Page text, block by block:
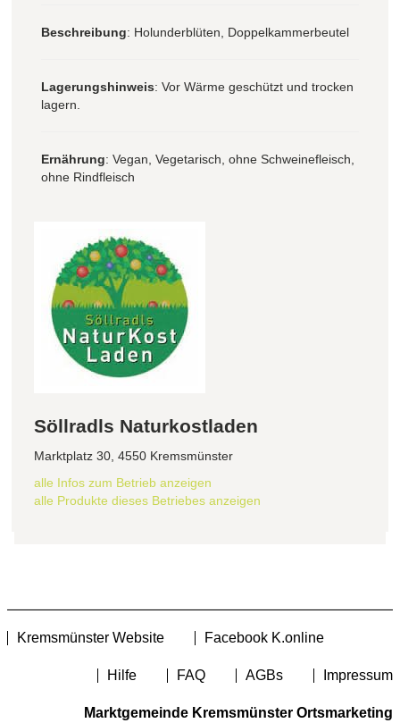
Beschreibung: Holunderblüten, Doppelkammerbeutel
Lagerungshinweis: Vor Wärme geschützt und trocken
lagern.
Ernährung: Vegan, Vegetarisch, ohne Schweinefleisch,
ohne Rindfleisch
Söllradls Naturkostladen
Marktplatz 30, 4550 Kremsmünster
alle Infos zum Betrieb anzeigen
alle Produkte dieses Betriebes anzeigen
Kremsmünster Website Facebook K.online
Hilfe FAQ AGBs Impressum
Marktgemeinde Kremsmünster Ortsmarketing